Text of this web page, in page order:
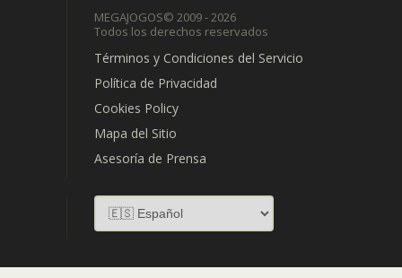
MEGAJOGOS© 2009 - 2026
Todos los derechos reservados
Términos y Condiciones del Servicio
Política de Privacidad
Cookies Policy
Mapa del Sitio
Asesoría de Prensa